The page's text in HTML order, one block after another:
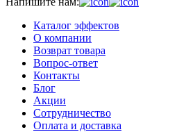
Каталог эффектов
О компании
Возврат товара
Вопрос-ответ
Контакты
Блог
Акции
Сотрудничество
Оплата и доставка